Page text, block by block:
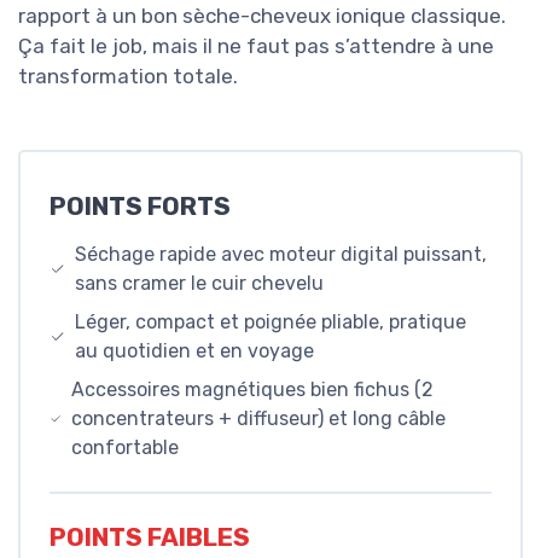
rapport à un bon sèche-cheveux ionique classique.
Ça fait le job, mais il ne faut pas s’attendre à une
transformation totale.
POINTS FORTS
Séchage rapide avec moteur digital puissant,
sans cramer le cuir chevelu
Léger, compact et poignée pliable, pratique
au quotidien et en voyage
Accessoires magnétiques bien fichus (2
concentrateurs + diffuseur) et long câble
confortable
POINTS FAIBLES